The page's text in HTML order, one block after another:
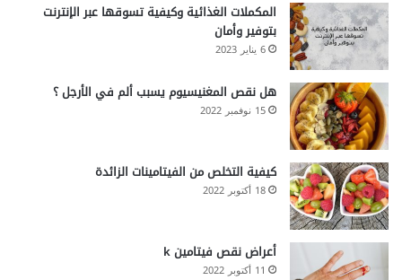
المكملات الغذائية وكيفية تسوقها عبر الإنترنت
بتوفير وأمان
6 يناير 2023
هل نقص المغنيسيوم يسبب ألم في الأرجل ؟
15 نوفمبر 2022
كيفية التخلص من الفيتامينات الزائدة
18 أكتوبر 2022
أعراض نقص فيتامين k
11 أكتوبر 2022